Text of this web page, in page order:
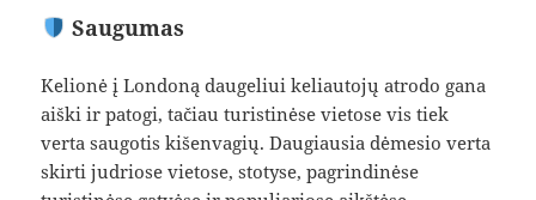
Saugumas
Kelionė į Londoną daugeliui keliautojų atrodo gana
aiški ir patogi, tačiau turistinėse vietose vis tiek
verta saugotis kišenvagių. Daugiausia dėmesio verta
skirti judriose vietose, stotyse, pagrindinėse